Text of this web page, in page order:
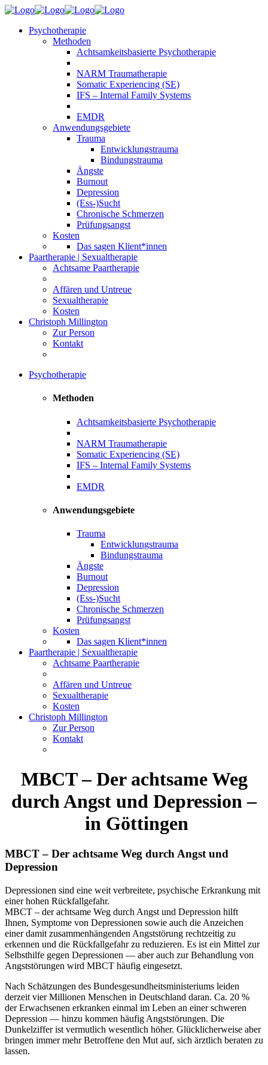
Psychotherapie
Methoden
Achtsamkeitsbasierte Psychotherapie
NARM Traumatherapie
Somatic Experiencing (SE)
IFS – Internal Family Systems
EMDR
Anwendungsgebiete
Trauma
Entwicklungstrauma
Bindungstrauma
Ängste
Burnout
Depression
(Ess-)Sucht
Chronische Schmerzen
Prüfungsangst
Kosten
Das sagen Klient*innen
Paartherapie | Sexualtherapie
Achtsame Paartherapie
Affären und Untreue
Sexualtherapie
Kosten
Christoph Millington
Zur Person
Kontakt
Psychotherapie
Methoden
Achtsamkeitsbasierte Psychotherapie
NARM Traumatherapie
Somatic Experiencing (SE)
IFS – Internal Family Systems
EMDR
Anwendungsgebiete
Trauma
Entwicklungstrauma
Bindungstrauma
Ängste
Burnout
Depression
(Ess-)Sucht
Chronische Schmerzen
Prüfungsangst
Kosten
Das sagen Klient*innen
Paartherapie | Sexualtherapie
Achtsame Paartherapie
Affären und Untreue
Sexualtherapie
Kosten
Christoph Millington
Zur Person
Kontakt
MBCT – Der achtsame Weg
durch Angst und Depression –
in Göttingen
MBCT – Der achtsame Weg durch Angst und
Depression
Depressionen sind eine weit verbreitete, psychische Erkrankung mit
einer hohen Rückfallgefahr.
MBCT – der achtsame Weg durch Angst und Depression hilft
Ihnen, Symptome von Depressionen sowie auch die Anzeichen
einer damit zusammenhängenden Angststörung rechtzeitig zu
erkennen und die Rückfallgefahr zu reduzieren. Es ist ein Mittel zur
Selbsthilfe gegen Depressionen — aber auch zur Behandlung von
Angststörungen wird MBCT häufig eingesetzt.
Nach Schätzungen des Bundesgesundheitsministeriums leiden
derzeit vier Millionen Menschen in Deutschland daran. Ca. 20 %
der Erwachsenen erkranken einmal im Leben an einer schweren
Depression — hinzu kommen häufig Angststörungen. Die
Dunkelziffer ist vermutlich wesentlich höher. Glücklicherweise aber
bringen immer mehr Betroffene den Mut auf, sich ärztlich beraten zu
lassen.